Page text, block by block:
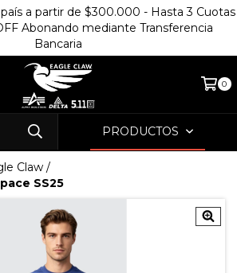
a partir de $300.000 - Hasta 3 Cuotas
Abonando mediante Transferencia
Bancaria
0
PRODUCTOS
Claw /
SS25